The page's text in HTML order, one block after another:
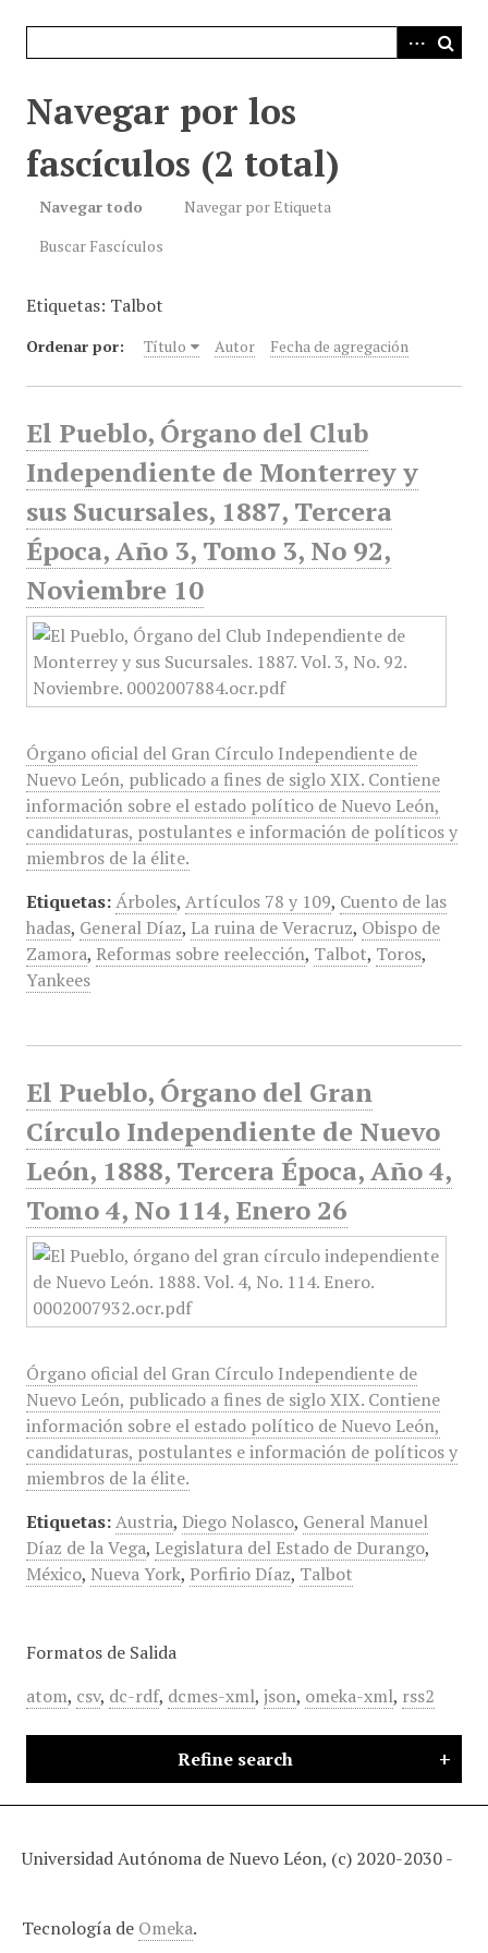
Navegar por los
fascículos (2 total)
Navegar todo
Navegar por Etiqueta
Buscar Fascículos
Etiquetas: Talbot
Ordenar por: Título Autor Fecha de agregación
El Pueblo, Órgano del Club
Independiente de Monterrey y
sus Sucursales, 1887, Tercera
Época, Año 3, Tomo 3, No 92,
Noviembre 10
Órgano oficial del Gran Círculo Independiente de
Nuevo León, publicado a fines de siglo XIX. Contiene
información sobre el estado político de Nuevo León,
candidaturas, postulantes e información de políticos y
miembros de la élite.
Etiquetas: Árboles, Artículos 78 y 109, Cuento de las
hadas, General Díaz, La ruina de Veracruz, Obispo de
Zamora, Reformas sobre reelección, Talbot, Toros,
Yankees
El Pueblo, Órgano del Gran
Círculo Independiente de Nuevo
León, 1888, Tercera Época, Año 4,
Tomo 4, No 114, Enero 26
Órgano oficial del Gran Círculo Independiente de
Nuevo León, publicado a fines de siglo XIX. Contiene
información sobre el estado político de Nuevo León,
candidaturas, postulantes e información de políticos y
miembros de la élite.
Etiquetas: Austria, Diego Nolasco, General Manuel
Díaz de la Vega, Legislatura del Estado de Durango,
México, Nueva York, Porfirio Díaz, Talbot
Formatos de Salida
atom, csv, dc-rdf, dcmes-xml, json, omeka-xml, rss2
Refine search
Universidad Autónoma de Nuevo Léon, (c) 2020-2030 -
Tecnología de Omeka.